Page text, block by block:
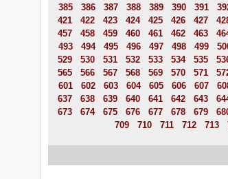
385
386 387 388 389 390 391
421
422 423 424 425 426 427
457
458 459 460 461 462 463
493
494 495 496 497 498 499
529
530 531 532 533 534 535
565
566 567 568 569 570 571
601
602 603 604 605 606 607
637
638 639 640 641 642 643
673
674 675 676 677 678 679
709
710 711 712 713